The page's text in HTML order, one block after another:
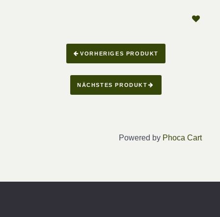
VORHERIGES PRODUKT
NÄCHSTES PRODUKT
Powered by Phoca Cart